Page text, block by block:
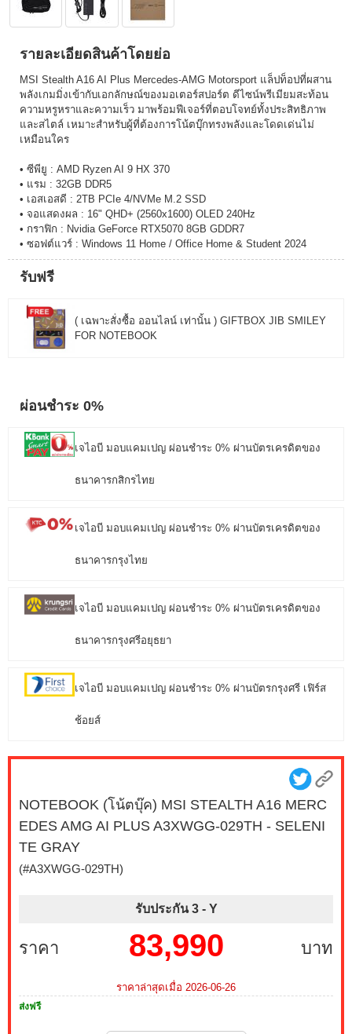
รายละเอียดสินค้าโดยย่อ
MSI Stealth A16 AI Plus Mercedes-AMG Motorsport แล็ปท็อปที่ผสาน
พลังเกมมิ่งเข้ากับเอกลักษณ์ของมอเตอร์สปอร์ต ดีไซน์พรีเมียมสะท้อน
ความหรูหราและความเร็ว มาพร้อมฟีเจอร์ที่ตอบโจทย์ทั้งประสิทธิภาพ
และสไตล์ เหมาะสำหรับผู้ที่ต้องการโน้ตบุ๊กทรงพลังและโดดเด่นไม่
เหมือนใคร
• ซีพียู : AMD Ryzen AI 9 HX 370
• แรม : 32GB DDR5
• เอสเอสดี : 2TB PCIe 4/NVMe M.2 SSD
• จอแสดงผล : 16" QHD+ (2560x1600) OLED 240Hz
• กราฟิก : Nvidia GeForce RTX5070 8GB GDDR7
• ซอฟต์แวร์ : Windows 11 Home / Office Home & Student 2024
รับฟรี
( เฉพาะสั่งซื้อ ออนไลน์ เท่านั้น ) GIFTBOX JIB SMILEY
FOR NOTEBOOK
ผ่อนชำระ 0%
เจไอบี มอบแคมเปญ ผ่อนชำระ 0% ผ่านบัตรเครดิตของ
ธนาคารกสิกรไทย
เจไอบี มอบแคมเปญ ผ่อนชำระ 0% ผ่านบัตรเครดิตของ
ธนาคารกรุงไทย
เจไอบี มอบแคมเปญ ผ่อนชำระ 0% ผ่านบัตรเครดิตของ
ธนาคารกรุงศรีอยุธยา
เจไอบี มอบแคมเปญ ผ่อนชำระ 0% ผ่านบัตรกรุงศรี เฟิร์ส
ช้อยส์
NOTEBOOK (โน้ตบุ๊ค) MSI STEALTH A16 MERC
EDES AMG AI PLUS A3XWGG-029TH - SELENI
TE GRAY
(#A3XWGG-029TH)
รับประกัน 3 - Y
ราคา บาท
83,990
ราคาล่าสุดเมื่อ 2026-06-26
ส่งฟรี